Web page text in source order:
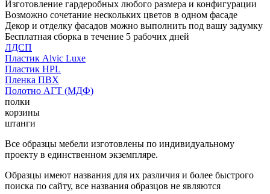
Изготовление гардеробных любого размера и конфигурации
Возможно сочетание нескольких цветов в одном фасаде
Декор и отделку фасадов можно выполнить под вашу задумку
Бесплатная сборка в течение 5 рабочих дней
ЛДСП
Пластик Alvic Luxe
Пластик HPL
Пленка ПВХ
Полотно АГТ (МДФ)
полки
корзины
штанги
Все образцы мебели изготовлены по индивидуальному
проекту в единственном экземпляре.
Образцы имеют названия для их различия и более быстрого
поиска по сайту, все названия образцов не являются